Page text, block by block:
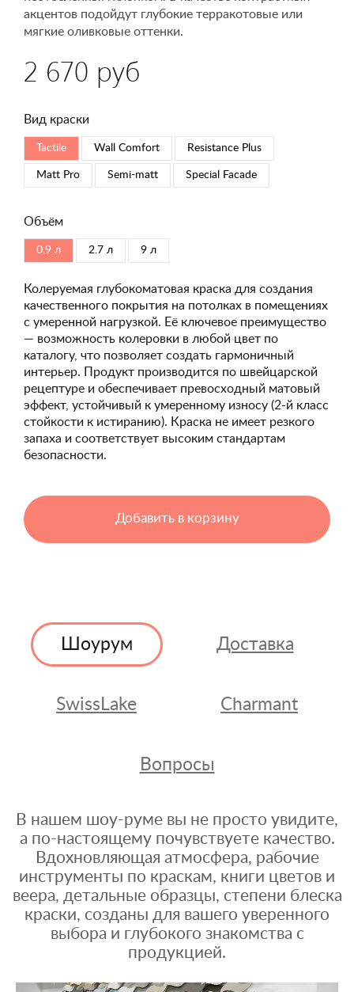
акцентов подойдут глубокие терракотовые или
мягкие оливковые оттенки.
2 670 руб
Вид краски
Tactile Wall Comfort Resistance Plus
Matt Pro Semi-matt Special Faсade
Объём
0.9 л 2.7 л 9 л
Колеруемая глубокоматовая краска для создания
качественного покрытия на потолках в помещениях
с умеренной нагрузкой. Её ключевое преимущество
— возможность колеровки в любой цвет по
каталогу, что позволяет создать гармоничный
интерьер. Продукт производится по швейцарской
рецептуре и обеспечивает превосходный матовый
эффект, устойчивый к умеренному износу (2-й класс
стойкости к истиранию). Краска не имеет резкого
запаха и соответствует высоким стандартам
безопасности.
Добавить в корзину
Шоурум Доставка
SwissLake Charmant
Вопросы
В нашем шоу-руме вы не просто увидите,
а по-настоящему почувствуете качество.
Вдохновляющая атмосфера, рабочие
инструменты по краскам, книги цветов и
веера, детальные образцы, степени блеска
краски, созданы для вашего уверенного
выбора и глубокого знакомства с
продукцией.